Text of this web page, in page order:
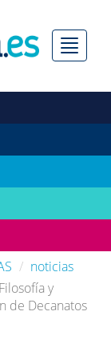
Menú
noticias
y
de Decanatos